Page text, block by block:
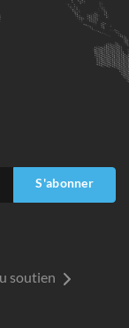
S'abonner
soutien